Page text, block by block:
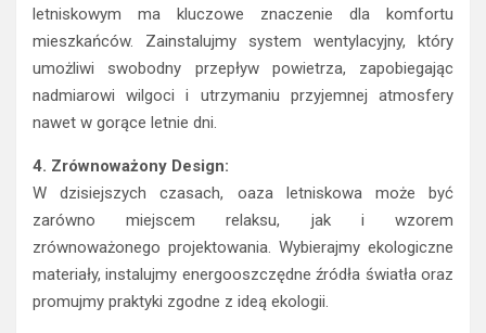
letniskowym ma kluczowe znaczenie dla komfortu
mieszkańców. Zainstalujmy system wentylacyjny, który
umożliwi swobodny przepływ powietrza, zapobiegając
nadmiarowi wilgoci i utrzymaniu przyjemnej atmosfery
nawet w gorące letnie dni.
4. Zrównoważony Design:
W dzisiejszych czasach, oaza letniskowa może być
zarówno miejscem relaksu, jak i wzorem
zrównoważonego projektowania. Wybierajmy ekologiczne
materiały, instalujmy energooszczędne źródła światła oraz
promujmy praktyki zgodne z ideą ekologii.